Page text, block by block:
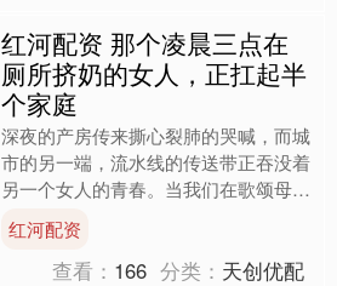
红河配资 那个凌晨三点在
厕所挤奶的女人，正扛起半
个家庭
深夜的产房传来撕心裂肺的哭喊，而城
市的另一端，流水线的传送带正吞没着
另一个女人的青春。当我们在歌颂母爱
的伟大时，可曾听见那些被时代碾过的
骨骼发出的脆响？今天，我....
红河配资
查看： 166 分类： 天创优配